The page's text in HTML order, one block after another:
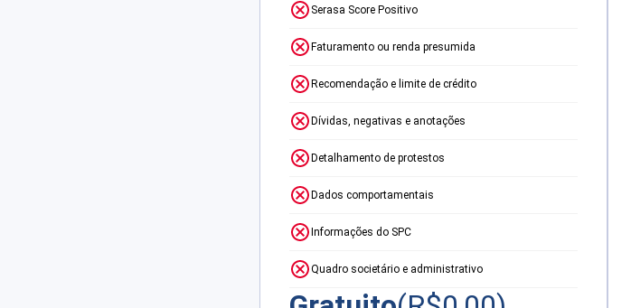
Serasa Score Positivo
Faturamento ou renda presumida
Recomendação e limite de crédito
Dívidas, negativas e anotações
Detalhamento de protestos
Dados comportamentais
Informações do SPC
Quadro societário e administrativo